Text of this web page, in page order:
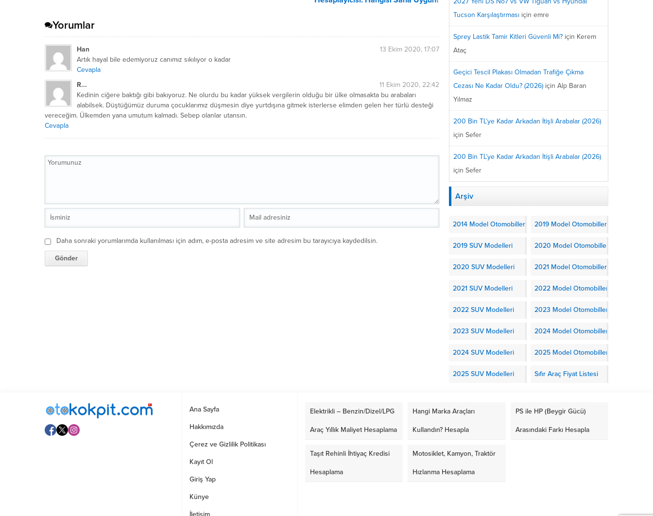
Yorumlar
Han
13 Ekim 2020, 17:07
Artık hayal bile edemiyoruz canımız sıkılıyor o kadar
Cevapla
R...
11 Ekim 2020, 22:42
Kedinin ciğere baktığı gibi bakıyoruz. Ne olurdu bu kadar yüksek vergilerin olduğu bir ülke olmasakta bu arabaları
alabilsek. Düştüğümüz duruma çocuklarımız düşmesin diye yurtdışına gitmek isterlerse elimden gelen her türlü desteği
vereceğim. Ülkemden yana umutum kalmadı. Sebep olanlar utansın.
Cevapla
Daha sonraki yorumlarımda kullanılması için adım, e-posta adresim ve site adresim bu tarayıcıya kaydedilsin.
Tucson Karşılaştırması için emre
Sprey Lastik Tamir Kitleri Güvenli Mi? için Kerem
Ataç
Geçici Tescil Plakası Olmadan Trafiğe Çıkma
Cezası Ne Kadar Oldu? (2026) için Alp Baran
Yılmaz
200 Bin TL’ye Kadar Arkadan İtişli Arabalar (2026)
için Sefer
200 Bin TL’ye Kadar Arkadan İtişli Arabalar (2026)
için Sefer
Arşiv
2014 Model Otomobiller 2019 Model Otomobiller
2019 SUV Modelleri 2020 Model Otomobiller
2020 SUV Modelleri 2021 Model Otomobiller
2021 SUV Modelleri 2022 Model Otomobiller
2022 SUV Modelleri 2023 Model Otomobiller
2023 SUV Modelleri 2024 Model Otomobiller
2024 SUV Modelleri 2025 Model Otomobiller
2025 SUV Modelleri Sıfır Araç Fiyat Listesi
Ana Sayfa
Hakkımızda
Çerez ve Gizlilik Politikası
Kayıt Ol
Giriş Yap
Künye
İletişim
Elektrikli – Benzin/Dizel/LPG
Araç Yıllık Maliyet Hesaplama
Hangi Marka Araçları
Kullandın? Hesapla
PS ile HP (Beygir Gücü)
Arasındaki Farkı Hesapla
Taşıt Rehinli İhtiyaç Kredisi
Hesaplama
Motosiklet, Kamyon, Traktör
Hızlanma Hesaplama